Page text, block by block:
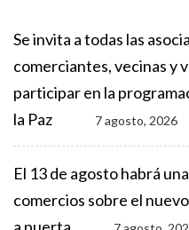
Se invita a todas las
comerciantes, vecinas y
participar en la
la Paz
7 agosto, 2026
El 13 de agosto habrá
comercios sobre el